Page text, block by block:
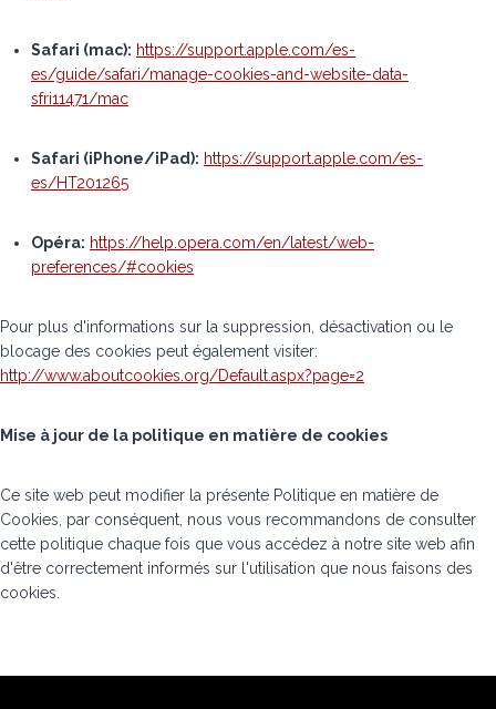
Safari (mac): https://support.apple.com/es-
es/guide/safari/manage-cookies-and-website-data-
sfri11471/mac
Safari (iPhone/iPad): https://support.apple.com/es-
es/HT201265
Opéra: https://help.opera.com/en/latest/web-
preferences/#cookies
Pour plus d'informations sur la suppression, désactivation ou le
blocage des cookies peut également visiter:
http://www.aboutcookies.org/Default.aspx?page=2
Mise à jour de la politique en matière de cookies
Ce site web peut modifier la présente Politique en matière de
Cookies, par conséquent, nous vous recommandons de consulter
cette politique chaque fois que vous accédez à notre site web afin
d'être correctement informés sur l'utilisation que nous faisons des
cookies.